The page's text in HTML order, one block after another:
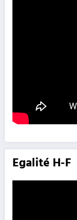
Egalité H-F